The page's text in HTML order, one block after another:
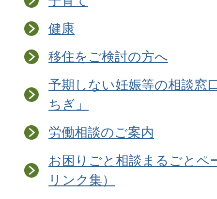
健康
移住をご検討の方へ
予期しない妊娠等の相談窓
ちぎ」
労働相談のご案内
お困りごと相談まるごとペ
リンク集）